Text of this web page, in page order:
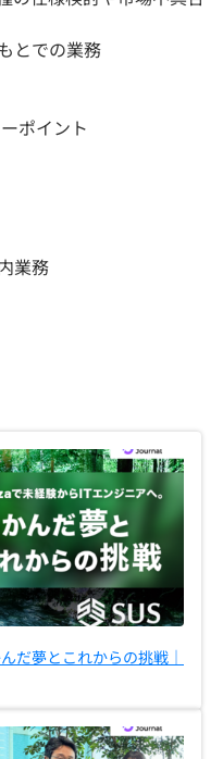
とでの業務
ポイント
業務
だ夢とこれからの挑戦｜